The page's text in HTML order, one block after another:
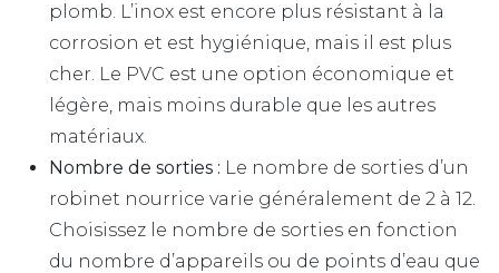
plomb. L’inox est encore plus résistant à la
corrosion et est hygiénique, mais il est plus
cher. Le PVC est une option économique et
légère, mais moins durable que les autres
matériaux.
Nombre de sorties : Le nombre de sorties d’un
robinet nourrice varie généralement de 2 à 12.
Choisissez le nombre de sorties en fonction
du nombre d’appareils ou de points d’eau que